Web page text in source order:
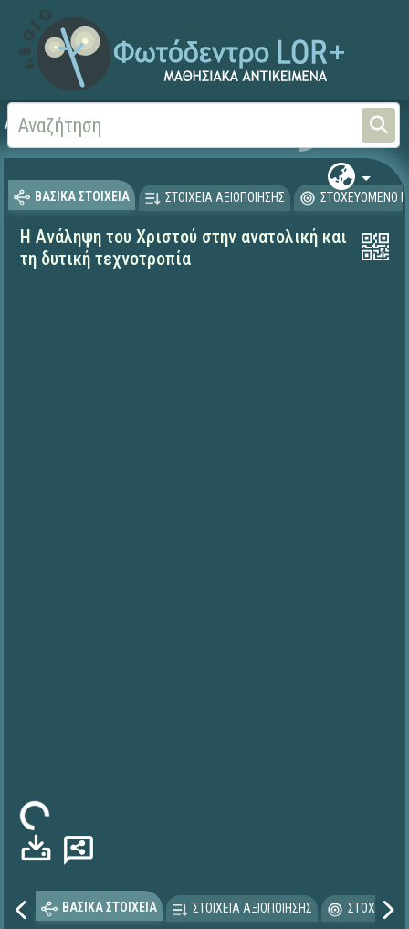
Αρχική Καινή
ΒΑΣΙΚΑ ΣΤΟΙΧΕΙΑ ΣΤΟΙΧΕΙΑ ΑΞΙΟΠΟΙΗΣΗΣ ΣΤΟΧΕΥΟΜΕΝΟ
Η Ανάληψη του Χριστού στην ανατολική και
τη δυτική τεχνοτροπία
ΒΑΣΙΚΑ ΣΤΟΙΧΕΙΑ ΣΤΟΙΧΕΙΑ ΑΞΙΟΠΟΙΗΣΗΣ